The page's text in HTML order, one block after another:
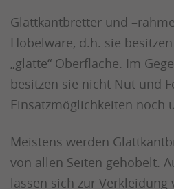
Glattkantbretter und
Hobelware, d.h. sie
„glatte“ Oberfläche. Im
besitzen sie nicht Nut und
Einsatzmöglichkeiten noch
Meistens werden
von allen Seiten gehobelt.
lassen sich zur